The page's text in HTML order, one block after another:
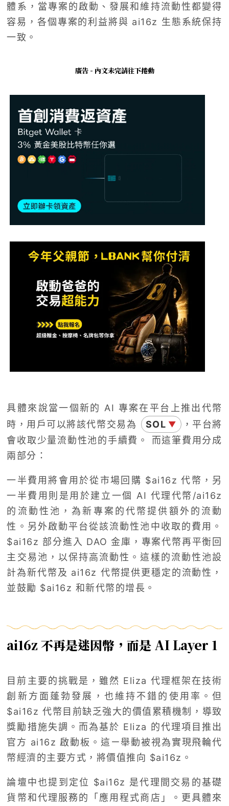
體系，當專案的啟動、發展和維持流動性都變得
容易，各個專案的利益將與 ai16z 生態系統保持
一致。
廣告 - 內文未完請往下捲動
具體來說當一個新的 AI 專案在平台上推出代幣
時，用戶可以將該代幣交易為
SOL ▼
，平台將
會收取少量流動性池的手續費。 而這筆費用分成
兩部分：
一半費用將會用於從市場回購 $ai16z 代幣，另
一半費用則是用於建立一個 AI 代理代幣/ai16z
的流動性池，為新專案的代幣提供額外的流動
性。另外啟動平台從該流動性池中收取的費用。
$ai16z 部分進入 DAO 金庫，專案代幣再平衡回
主交易池，以保持高流動性。這樣的流動性池設
計為新代幣及 ai16z 代幣提供更穩定的流動性，
並鼓勵 $ai16z 和新代幣的增長。
ai16z 不再是迷因幣，而是 AI Layer 1
目前主要的挑戰是，雖然 Eliza 代理框架在技術
創新方面蓬勃發展，也維持不錯的使用率。但
$ai16z 代幣目前缺乏強大的價值累積機制，導致
獎勵措施失調。而為基於 Eliza 的代理項目推出
官方 ai16z 啟動板。這ㄧ舉動被視為實現飛輪代
幣經濟的主要方式，將價值推向 $ai16z。
論壇中也提到定位 $ai16z 是代理間交易的基礎
貨幣和代理服務的「應用程式商店」。更具體來